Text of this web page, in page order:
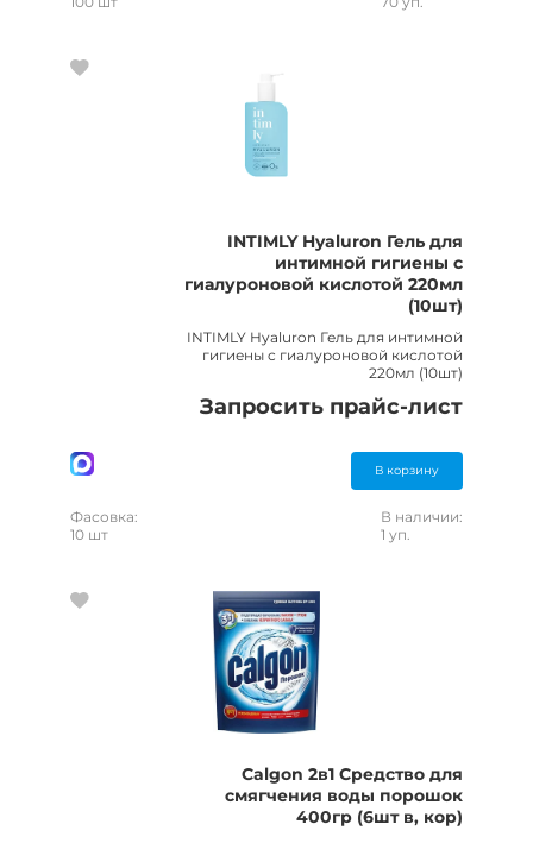
INTIMLY Hyaluron Гель для
интимной гигиены c
гиалуроновой кислотой 220мл
(10шт)
INTIMLY Hyaluron Гель для интимной
гигиены c гиалуроновой кислотой
220мл (10шт)
Запросить прайс-лист
В корзину
Фасовка:
10 шт
В наличии:
1 уп.
Calgon 2в1 Средство для
смягчения воды порошок
400гр (6шт в, кор)